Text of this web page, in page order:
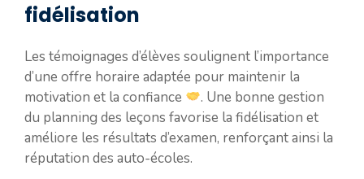
fidélisation
Les témoignages d’élèves soulignent l’importance
d’une offre horaire adaptée pour maintenir la
motivation et la confiance
. Une bonne gestion
du planning des leçons favorise la fidélisation et
améliore les résultats d’examen, renforçant ainsi la
réputation des auto-écoles.